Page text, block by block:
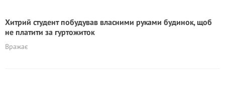
Хитрий студент побудував власними руками будинок, щоб
не плaтити за гуртожиток
Вражає